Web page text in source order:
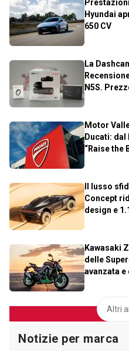
Hyundai
650 CV
La
N5S.
Motor
Ducati:
“Raise the
Il lusso
Concept
design e
Kawasaki
delle
avanzata
Altri
Notizie per marca